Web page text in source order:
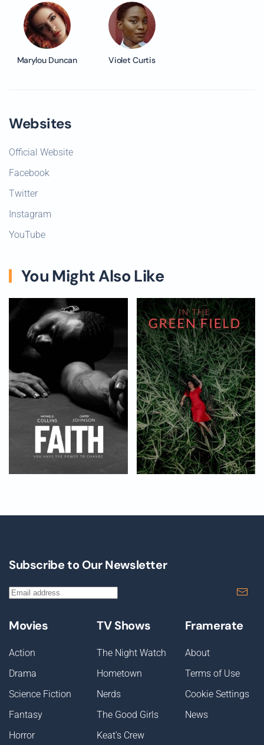
Marylou Duncan Violet Curtis
Websites
Official Website
Facebook
Twitter
Instagram
YouTube
You Might Also Like
Subscribe to Our Newsletter
Movies
Action
Drama
Science Fiction
Fantasy
Horror
TV Shows
The Night Watch
Hometown
Nerds
The Good Girls
Keat's Crew
Framerate
About
Terms of Use
Cookie Settings
News